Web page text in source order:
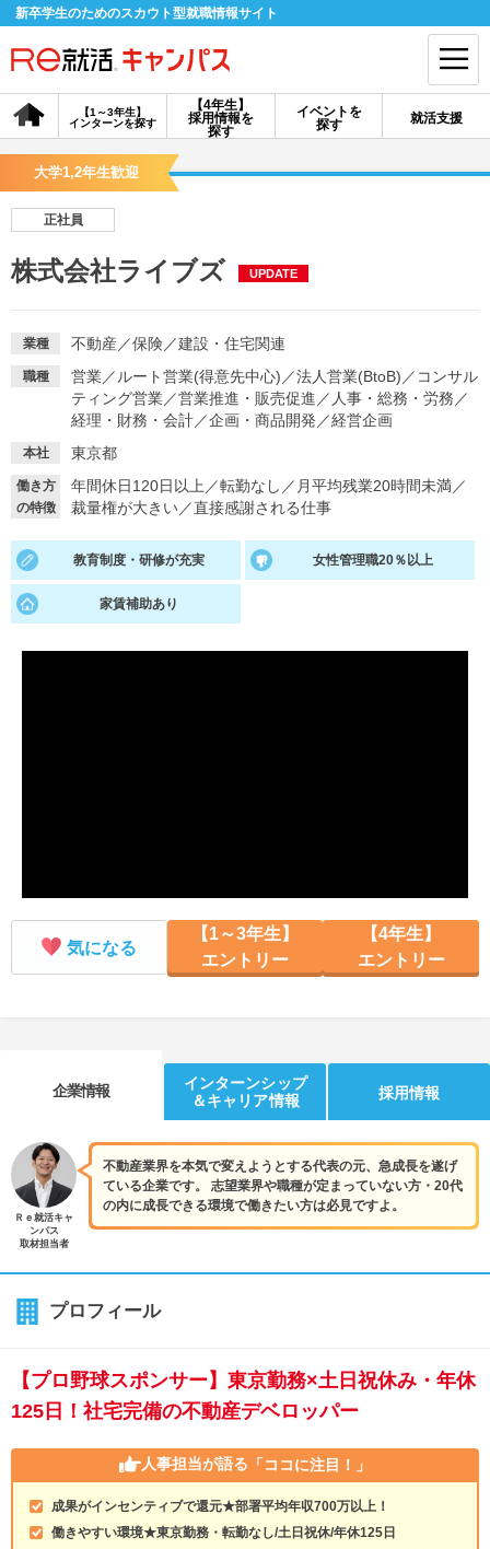
新卒学生のためのスカウト型就職情報サイト
【4年生】
採用情報を
探す
【1～3年生】
インターンを探す
イベントを
探す
就活支援
会員登録 ログイン
探す
イベントを探す スカウト お知らせ
就活ノウハウが満載！ お役立ち記事・相談室など
適職診断
大学1,2年生歓迎
正社員
株式会社ライブズ UPDATE
業種 不動産／保険／建設・住宅関連
職種 営業／ ルート営業(得意先中心) ／法人営業(BtoB) ／ コンサル
ティング営業／営業推進・販売促進 ／ 人事・総務・労務 ／
経理・財務・会計／企画・商品開発 ／経営企画
本社 東京都
働き方
の特徴
年間休日120日以上 ／転勤なし ／ 月平均残業20時間未満／
裁量権が大きい／直接感謝される仕事
教育制度・研修が充実 女性管理職20％以上
家賃補助あり
気になる
【1～3年生】
エントリー
【4年生】
エントリー
企業情報
インターンシップ
＆キャリア情報
採用情報
不動産業界を本気で変えようとする代表の元、急成長を遂げ
ている企業です。 志望業界や職種が定まっていない方・20代
の内に成長できる環境で働きたい方は必見ですよ。
Ｒｅ就活キャ
ンパス
取材担当者
プロフィール
【プロ野球スポンサー】東京勤務×土日祝休み・年休
125日！社宅完備の不動産デベロッパー
人事担当が語る 「ココに注目！」
成果がインセンティブで還元★部署平均年収700万以上！
働きやすい環境★東京勤務・転勤なし/土日祝休/年休125日